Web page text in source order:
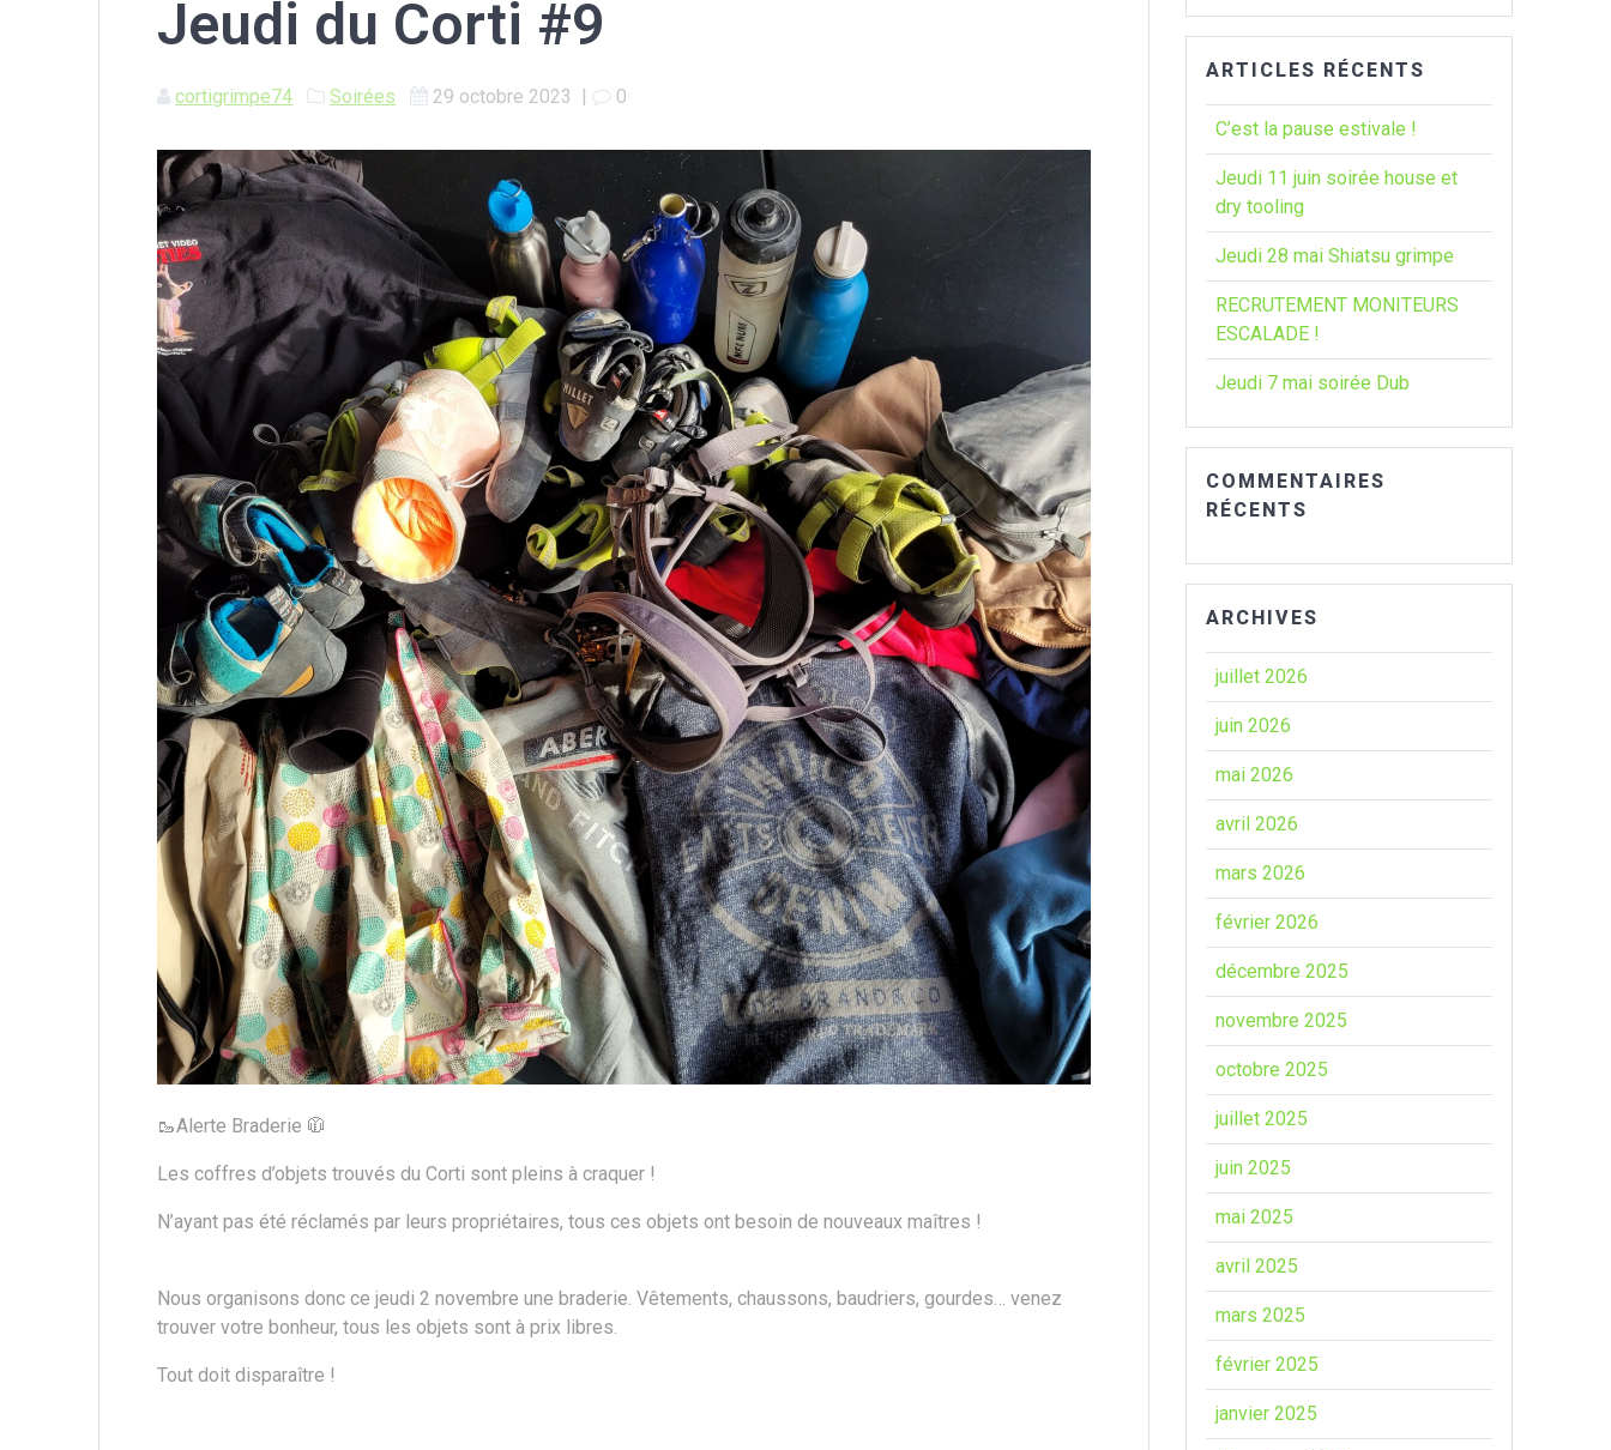
Jeudi du Corti #9
cortigrimpe74 Soirées 29 octobre 2023 | 0
🥾Alerte Braderie 🧥
Les coffres d’objets trouvés du Corti sont pleins à craquer !
N’ayant pas été réclamés par leurs propriétaires, tous ces objets ont besoin de nouveaux maîtres !
Nous organisons donc ce jeudi 2 novembre une braderie. Vêtements, chaussons, baudriers, gourdes… venez
trouver votre bonheur, tous les objets sont à prix libres.
Tout doit disparaître !
:
ARTICLES RÉCENTS
C’est la pause estivale !
Jeudi 11 juin soirée house et
dry tooling
Jeudi 28 mai Shiatsu grimpe
RECRUTEMENT MONITEURS
ESCALADE !
Jeudi 7 mai soirée Dub
COMMENTAIRES
RÉCENTS
ARCHIVES
juillet 2026
juin 2026
mai 2026
avril 2026
mars 2026
février 2026
décembre 2025
novembre 2025
octobre 2025
juillet 2025
juin 2025
mai 2025
avril 2025
mars 2025
février 2025
janvier 2025